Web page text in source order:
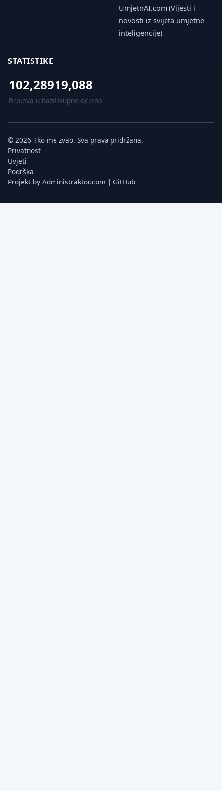
UmjetnAI.com (Vijesti i
novosti iz svijeta umjetne
inteligencije)
STATISTIKE
102,289
Brojeva u bazi
19,088
Ukupno ocjena
© 2026 Tko me zvao. Sva prava pridržana.
Privatnost
Uvjeti
Podrška
Projekt by Administraktor.com | GitHub